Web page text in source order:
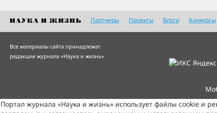
Партнеры Проекты Блоги Конкурсы
Все материалы сайта принадлежат
редакции журнала «Наука и жизнь»
Портал журнала «Наука и жизнь» использует файлы cookie и